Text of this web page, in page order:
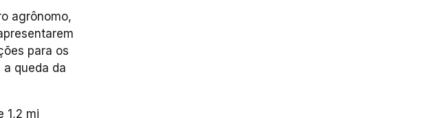
agrônomo,
para os
queda da